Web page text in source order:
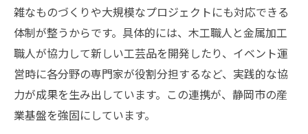
雑なものづくりや大規模なプロジェクトにも対応できる
体制が整うからです。具体的には、木工職人と金属加工
職人が協力して新しい工芸品を開発したり、イベント運
営時に各分野の専門家が役割分担するなど、実践的な協
力が成果を生み出しています。この連携が、静岡市の産
業基盤を強固にしています。